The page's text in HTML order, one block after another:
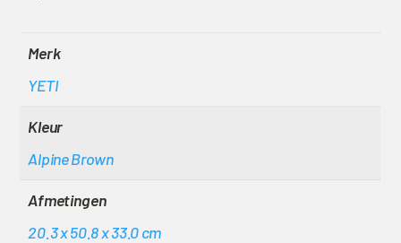
Merk
YETI
Kleur
Alpine Brown
Afmetingen
20.3 x 50.8 x 33.0 cm